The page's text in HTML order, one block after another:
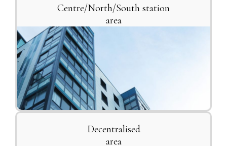
Centre/North/South station
area
Decentralised
area